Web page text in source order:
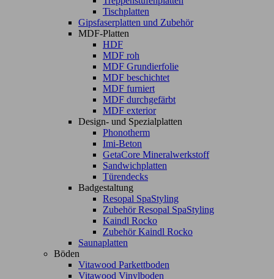
Tischplatten
Gipsfaserplatten und Zubehör
MDF-Platten
HDF
MDF roh
MDF Grundierfolie
MDF beschichtet
MDF furniert
MDF durchgefärbt
MDF exterior
Design- und Spezialplatten
Phonotherm
Imi-Beton
GetaCore Mineralwerkstoff
Sandwichplatten
Türendecks
Badgestaltung
Resopal SpaStyling
Zubehör Resopal SpaStyling
Kaindl Rocko
Zubehör Kaindl Rocko
Saunaplatten
Böden
Vitawood Parkettboden
Vitawood Vinylboden